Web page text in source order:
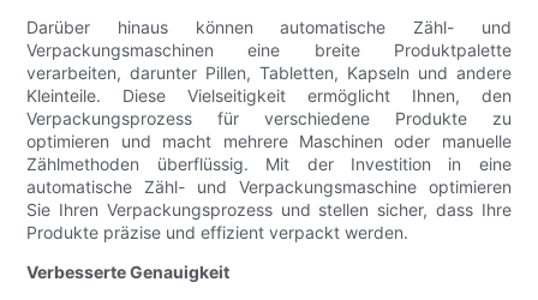
Darüber hinaus können automatische Zähl- und
Verpackungsmaschinen eine breite Produktpalette
verarbeiten, darunter Pillen, Tabletten, Kapseln und andere
Kleinteile. Diese Vielseitigkeit ermöglicht Ihnen, den
Verpackungsprozess für verschiedene Produkte zu
optimieren und macht mehrere Maschinen oder manuelle
Zählmethoden überflüssig. Mit der Investition in eine
automatische Zähl- und Verpackungsmaschine optimieren
Sie Ihren Verpackungsprozess und stellen sicher, dass Ihre
Produkte präzise und effizient verpackt werden.
Verbesserte Genauigkeit